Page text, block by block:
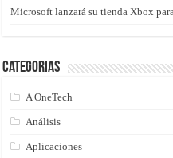
Microsoft lanzará su tienda Xbox
Categorias
A OneTech
Análisis
Aplicaciones